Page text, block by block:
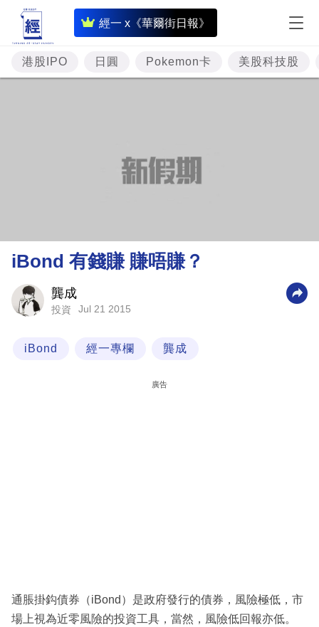
經一 x《華爾街日報》
即
時
財
經
理
財
業
技
閱
專
港股IPO 日圓 Pokemon卡 美股科技股
iBond 有錢賺 賺唔賺？
龔成
投資 Jul 21 2015
iBond 經一專欄 龔成
廣告
通脹掛鈎債券（iBond）是政府發行的債券，風險極低，市
場上視為近零風險的投資工具，當然，風險低回報亦低。